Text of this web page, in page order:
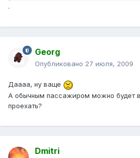
.
Georg
Опубликовано 27 июля, 2009
Даааа, ну ваще
А обычным пассажиром можно будет
проехать?
Dmitri